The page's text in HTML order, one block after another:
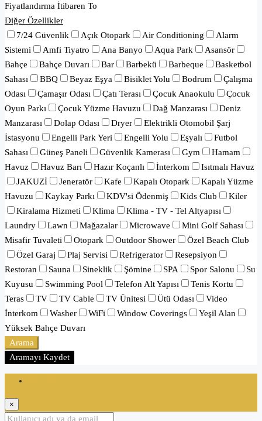
Fiyatlandırma İtibaren To
Diğer Özellikler
7/24 Güvenlik
Açık Otopark Air Conditioning
Alarm
Sistemi
Amfi Tiyatro Ana Banyo Aqua Park
Asansör
Bahçe
Bahçe Duvarı Bar Barbekü Barbeque
Basketbol
Sahası
BBQ Beyaz Eşya Bisiklet Yolu Bodrum
Çalışma
Odası
Çamaşır Odası Çatı Terası Çocuk Anaokulu
Çocuk
Oyun Parkı
Çocuk Yüzme Havuzu Dağ Manzarası
Deniz
Manzarası
Dolap Odası Dryer
Elektrikli Otomobil Şarj
İstasyonu
Engelli Park Yeri Engelli Yolu Eşyalı
Futbol
Sahası
Güneş Paneli Güvenlik Kamerası Gym
Hamam
Havuz
Havuz Barı Hazır Koçanlı İnterkom
Isıtmalı Havuz
JAKUZİ
Jeneratör Kafe Kapalı Otopark
Kapalı Yüzme
Havuzu
Kaykay Parkı KDV'si Ödenmiş Kids Club
Kiler
Kiralama Hizmeti
Klima
Klima - TV - Tel Altyapısı
Laundry
Lawn Mağazalar Microwave
Mini Golf Sahası
Misafir Tuvaleti
Otopark Outdoor Shower
Özel Beach Club
Özel Garaj
Plaj Servisi Refrigerator
Resepsiyon
Restoran
Sauna Sineklik Şömine SPA Spor Salonu
Su
Kuyusu
Swimming Pool Telefon Alt Yapısı
Tenis Kortu
Teras
TV TV Cable TV Ünitesi Ütü Odası
Video
İnterkom
Washer WiFi Window Coverings
Yeşil Alan
Yüksek Bahçe Duvarı
Arama
Aramayı Kaydet
×